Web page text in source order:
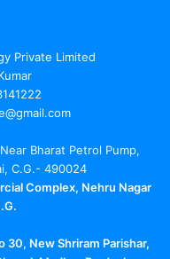
Private Limited
Bharat Petrol Pump,
C.G.- 490024
Complex, Nehru Nagar
30, New Shriram Parishar,